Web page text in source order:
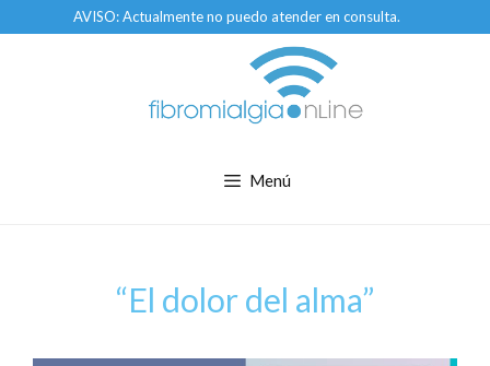
AVISO: Actualmente no puedo atender en consulta.
Menú
“El dolor del alma”